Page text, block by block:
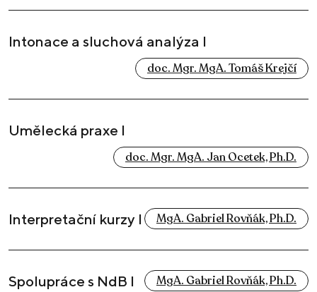
Intonace a sluchová analýza I
doc. Mgr. MgA. Tomáš Krejčí
Umělecká praxe I
doc. Mgr. MgA. Jan Ocetek, Ph.D.
Interpretační kurzy I MgA. Gabriel Rovňák, Ph.D.
Spolupráce s NdB I MgA. Gabriel Rovňák, Ph.D.